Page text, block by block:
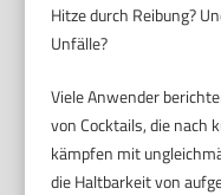
Hitze durch Reibung?
Unfälle?
Viele Anwender
von Cocktails, die nach
kämpfen mit
die Haltbarkeit von